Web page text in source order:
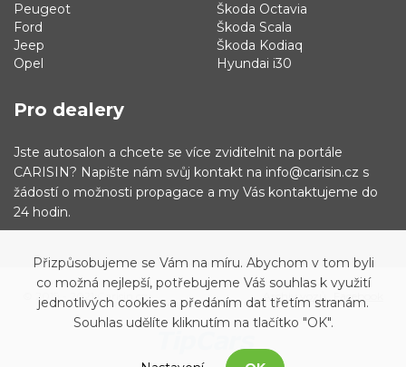
Peugeot
Ford
Jeep
Opel
Škoda Octavia
Škoda Scala
Škoda Kodiaq
Hyundai i30
Pro dealery
Jste autosalon a chcete se více zviditelnit na portále
CARISIN? Napište nám svůj kontakt na info@carisin.cz s
žádostí o možnosti propagace a my Vás kontaktujeme do
24 hodin.
© 2019 - 2021 Carisin.cz Archiv vozů Facebook
Přizpůsobujeme se Vám na míru. Abychom v tom byli
co možná nejlepší, potřebujeme Váš souhlas k využití
jednotlivých cookies a předáním dat třetím stranám.
Souhlas udělíte kliknutím na tlačítko "OK".